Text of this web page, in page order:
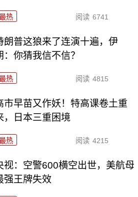
热 阅读 6741
朗普这狼来了连演十遍，伊
：你猜我信不信？
热 阅读 4815
市早苗又作妖！特高课卷土重
，日本三重困境
热 阅读 4215
视：空警600横空出世，美航母
强王牌失效